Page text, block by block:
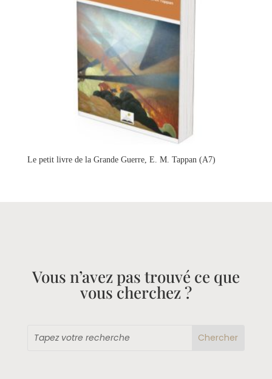
Le petit livre de la Grande Guerre, E. M. Tappan (A7)
Vous n’avez pas trouvé ce que
vous cherchez ?